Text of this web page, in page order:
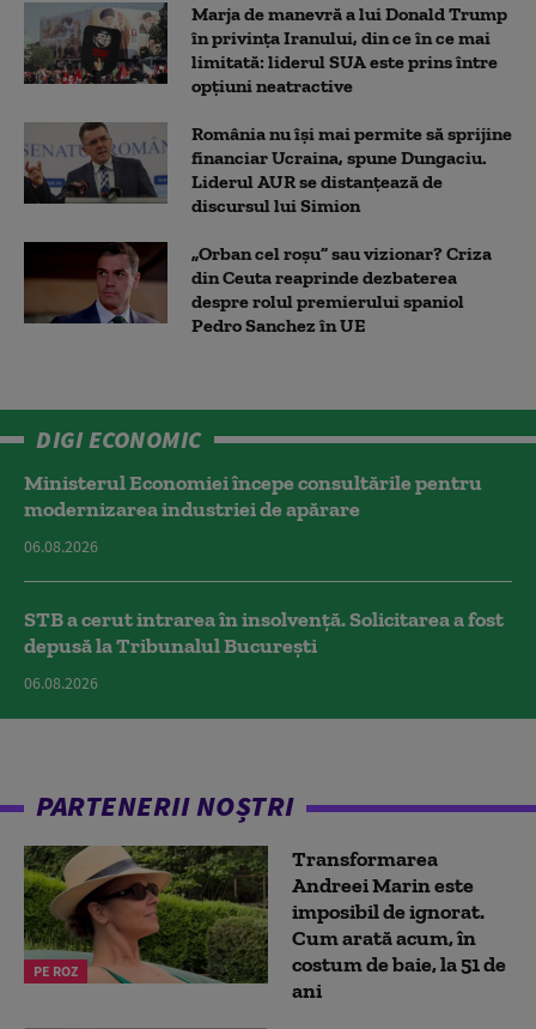
Marja de manevră a lui Donald Trump
în privința Iranului, din ce în ce mai
limitată: liderul SUA este prins între
opțiuni neatractive
România nu își mai permite să sprijine
financiar Ucraina, spune Dungaciu.
Liderul AUR se distanțează de
discursul lui Simion
„Orban cel roșu” sau vizionar? Criza
din Ceuta reaprinde dezbaterea
despre rolul premierului spaniol
Pedro Sanchez în UE
DIGI ECONOMIC
Ministerul Economiei începe consultările pentru
modernizarea industriei de apărare
06.08.2026
STB a cerut intrarea în insolvență. Solicitarea a fost
depusă la Tribunalul București
06.08.2026
PARTENERII NOȘTRI
PE ROZ
Transformarea
Andreei Marin este
imposibil de ignorat.
Cum arată acum, în
costum de baie, la 51 de
ani